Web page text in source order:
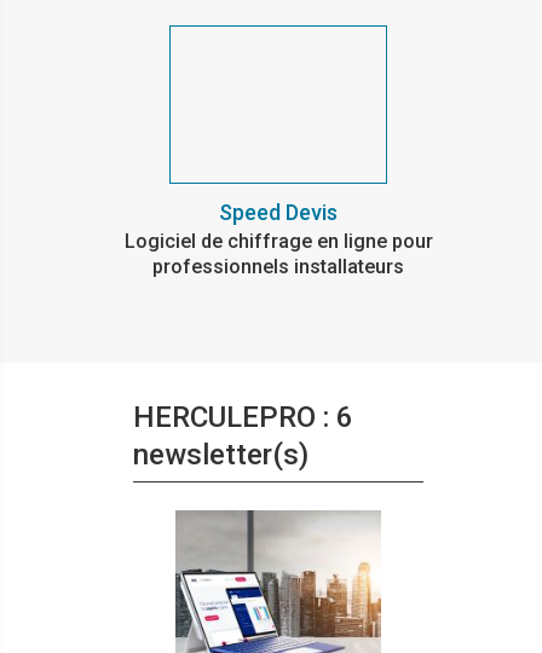
Speed Devis
Logiciel de chiffrage en ligne pour
professionnels installateurs
HERCULEPRO : 6
newsletter(s)